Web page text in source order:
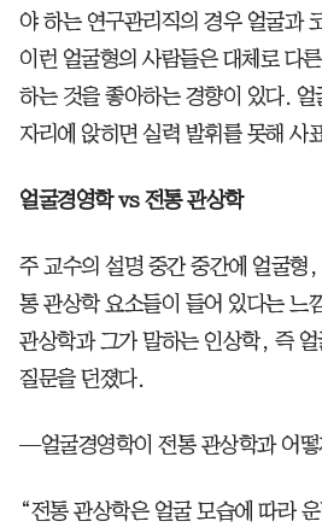
야 하는 연구관리직의 경우 얼굴과
이런 얼굴형의 사람들은 대체로 다
하는 것을 좋아하는 경향이 있다. 얼
자리에 앉히면 실력 발휘를 못해 사
얼굴경영학 vs 전통 관상학
주 교수의 설명 중간 중간에 얼굴형
통 관상학 요소들이 들어 있다는 느
관상학과 그가 말하는 인상학, 즉
질문을 던졌다.
—얼굴경영학이 전통 관상학과 어떻
“전통 관상학은 얼굴 모습에 따라